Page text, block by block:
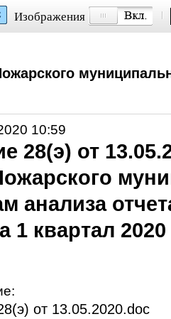
Изображения
10:59
28(э) от
анализа
1 квартал 2020
от 13.05.2020.doc